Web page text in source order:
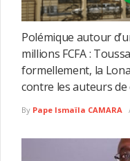
Polémique autour
millions FCFA :
formellement, la
contre les auteurs
By Pape Ismaïla CAMARA